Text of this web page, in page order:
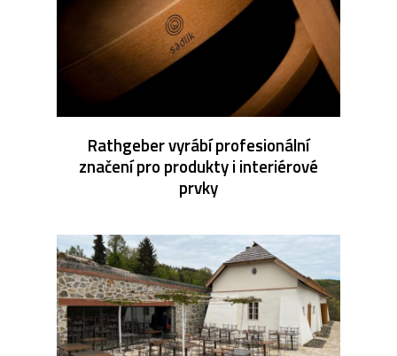
Rathgeber vyrábí profesionální
značení pro produkty i interiérové
prvky